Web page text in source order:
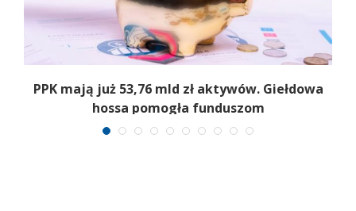
PPK mają już 53,76 mld zł aktywów. Giełdowa
hossa pomogła funduszom